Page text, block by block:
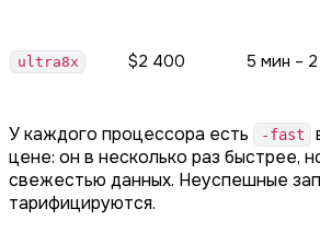
ultra8x $2 400 5 мин – 2
У каждого процессора есть -fast
цене: он в несколько раз быстрее,
свежестью данных. Неуспешные
тарифицируются.